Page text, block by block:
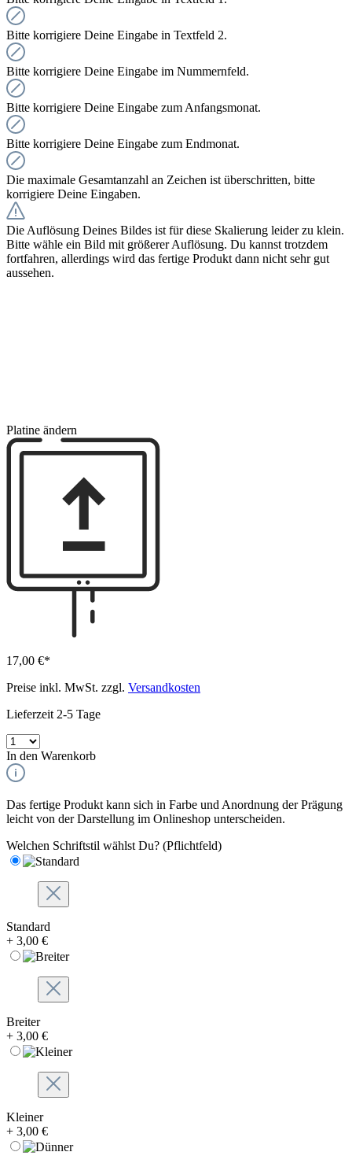
Bitte korrigiere Deine Eingabe in Textfeld 2.
Bitte korrigiere Deine Eingabe im Nummernfeld.
Bitte korrigiere Deine Eingabe zum Anfangsmonat.
Bitte korrigiere Deine Eingabe zum Endmonat.
Die maximale Gesamtanzahl an Zeichen ist überschritten, bitte
korrigiere Deine Eingaben.
Die Auflösung Deines Bildes ist für diese Skalierung leider zu klein.
Bitte wähle ein Bild mit größerer Auflösung. Du kannst trotzdem
fortfahren, allerdings wird das fertige Produkt dann nicht sehr gut
aussehen.
Platine ändern
17,00 €*
Preise inkl. MwSt. zzgl. Versandkosten
Lieferzeit 2-5 Tage
In den Warenkorb
Das fertige Produkt kann sich in Farbe und Anordnung der Prägung
leicht von der Darstellung im Onlineshop unterscheiden.
Welchen Schriftstil wählst Du? (Pflichtfeld)
Standard
+ 3,00 €
Breiter
+ 3,00 €
Kleiner
+ 3,00 €